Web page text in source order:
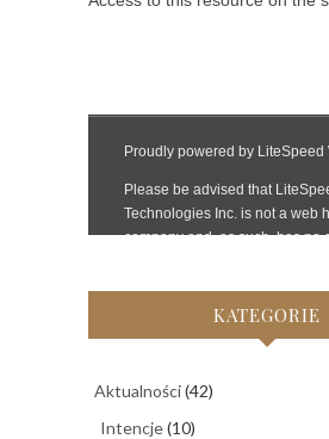
KATEGORIE
Aktualności(42)
Intencje(10)